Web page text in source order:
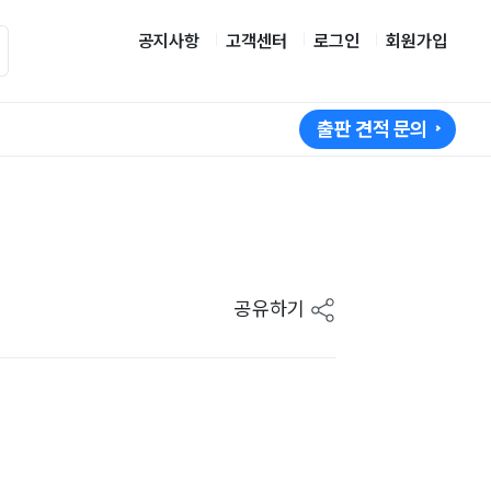
공지사항 고객센터 로그인 회원가입
출판 견적 문의
공유하기